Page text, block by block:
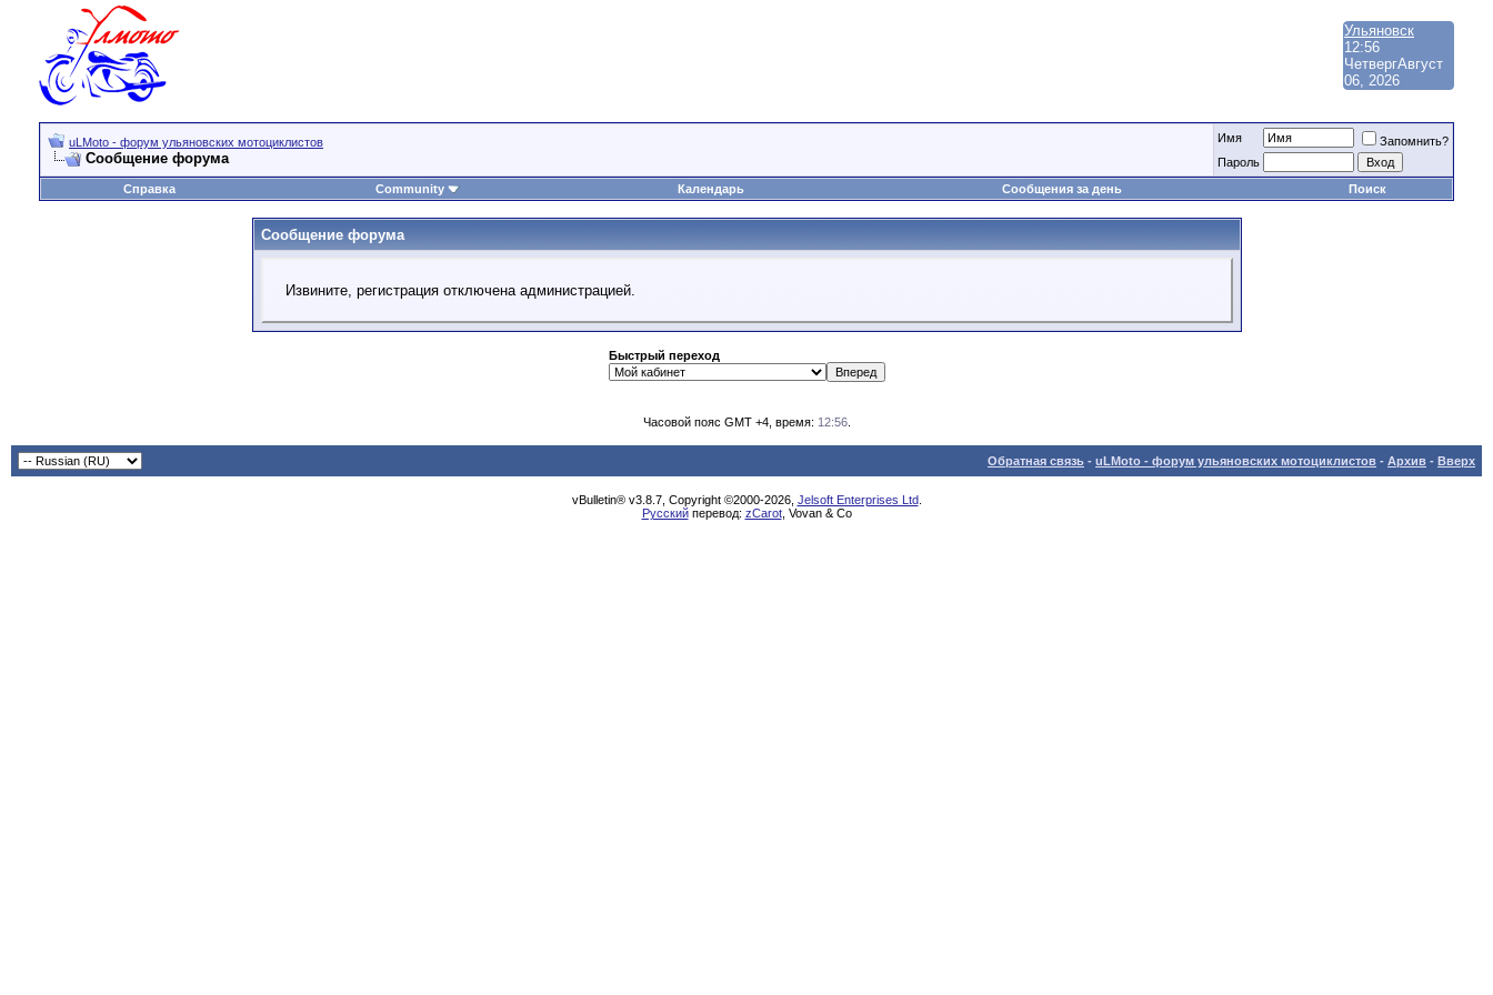
Ульяновск
12:56
ЧетвергАвгуст
06, 2026
uLMoto - форум ульяновских мотоциклистов
Сообщение форума
Имя
Запомнить?
Пароль
Справка
Community Календарь Сообщения за день Поиск
Сообщение форума
Извините, регистрация отключена администрацией.
Быстрый переход
Часовой пояс GMT +4, время: 12:56.
Обратная связь - uLMoto - форум ульяновских мотоциклистов - Архив - Вверх
vBulletin® v3.8.7, Copyright ©2000-2026, Jelsoft Enterprises Ltd.
Русскийперевод: zCarot, Vovan & Co